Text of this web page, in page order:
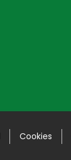
Cookies